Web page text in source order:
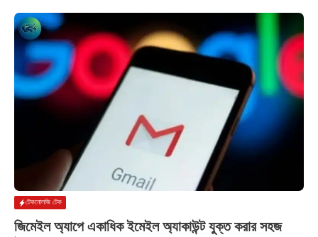
টেকনোলজি টেক
জিমেইল অ্যাপে একাধিক ইমেইল অ্যাকাউন্ট যুক্ত করার সহজ